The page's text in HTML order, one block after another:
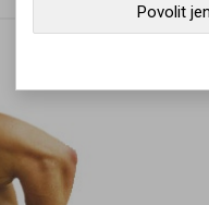
Povolit